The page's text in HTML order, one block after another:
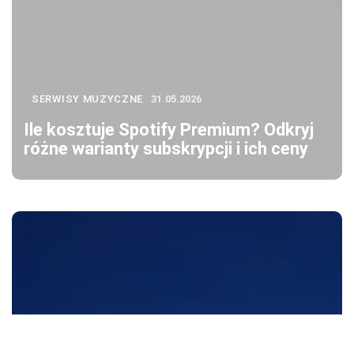
SERWISY MUZYCZNE 31.05.2026
Ile kosztuje Spotify Premium? Odkryj
różne warianty subskrypcji i ich ceny